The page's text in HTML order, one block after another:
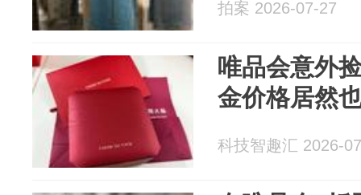
拍案 2026-07-27
唯品会意外
金价格居然
科技智趣汇 2026-